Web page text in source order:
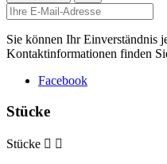
Sie können Ihr Einverständnis
Kontaktinformationen finden
Facebook
Stücke
Stücke  